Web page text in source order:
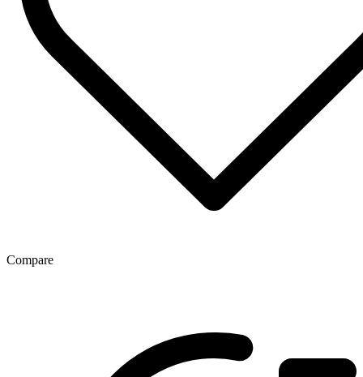
Compare